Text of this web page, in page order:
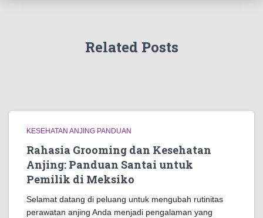
Related Posts
KESEHATAN ANJING PANDUAN
Rahasia Grooming dan Kesehatan
Anjing: Panduan Santai untuk
Pemilik di Meksiko
Selamat datang di peluang untuk mengubah rutinitas
perawatan anjing Anda menjadi pengalaman yang